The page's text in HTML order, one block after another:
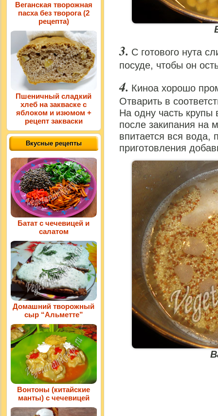
С готового нута
посуде, чтобы он
Киноа хорошо
Отварить в
На одну часть крупы
после закипания на
впитается вся вода,
приготовления
Веганская творожная
пасха без творога (2
рецепта)
Пшеничный сладкий
хлеб на закваске с
яблоком и изюмом +
рецепт закваски
Вкусные рецепты
Батат с чечевицей и
салатом
Домашний творожный
сыр “Альметте”
Вонтоны (китайские
манты) с чечевицей